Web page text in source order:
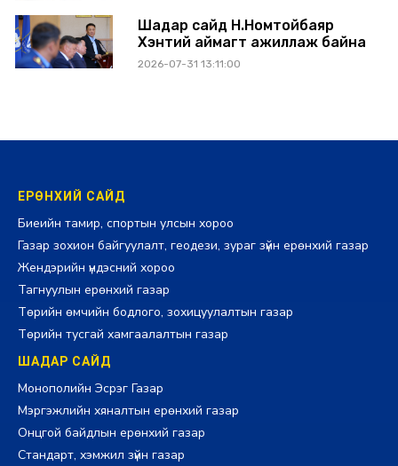
Шадар сайд Н.Номтойбаяр
Хэнтий аймагт ажиллаж байна
2026-07-31 13:11:00
ЕРӨНХИЙ САЙД
Биеийн тамир, спортын улсын хороо
Газар зохион байгуулалт, геодези, зураг зүйн ерөнхий газар
Жендэрийн үндэсний хороо
Тагнуулын ерөнхий газар
Төрийн өмчийн бодлого, зохицуулалтын газар
Төрийн тусгай хамгаалалтын газар
ШАДАР САЙД
Монополийн Эсрэг Газар
Мэргэжлийн хяналтын ерөнхий газар
Онцгой байдлын ерөнхий газар
Стандарт, хэмжил зүйн газар